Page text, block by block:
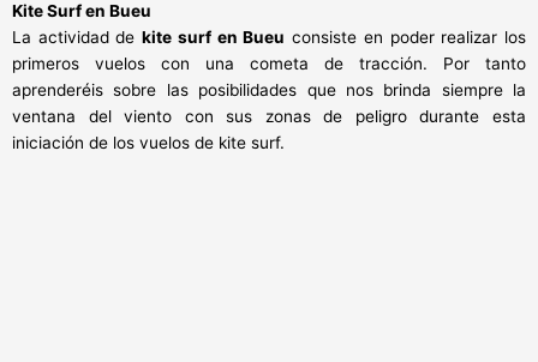
Kite Surf en Bueu
La actividad dekite surf en Bueu consiste en poder realizar los
primeros vuelos con una cometa de tracción. Por tanto
aprenderéis sobre las posibilidades que nos brinda siempre la
ventana del viento con sus zonas de peligro durante esta
iniciación de los vuelos de kite surf.